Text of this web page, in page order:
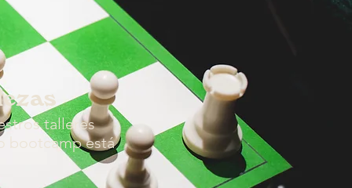
talleres
bootcamp está